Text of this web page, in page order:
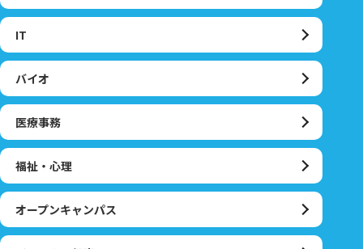
IT
バイオ
医療事務
福祉・心理
オープンキャンパス